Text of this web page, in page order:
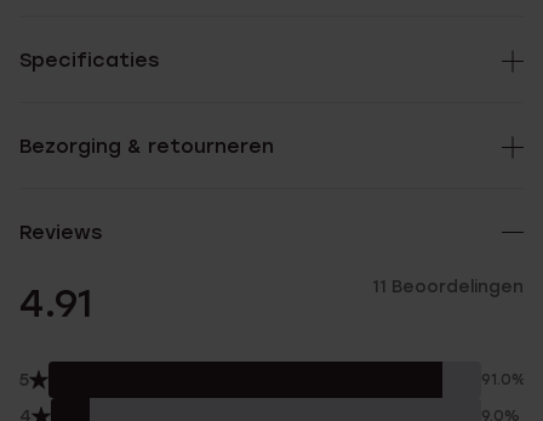
Specificaties
Bezorging & retourneren
Reviews
4.91 11 Beoordelingen
5 91.0%
4 9.0%